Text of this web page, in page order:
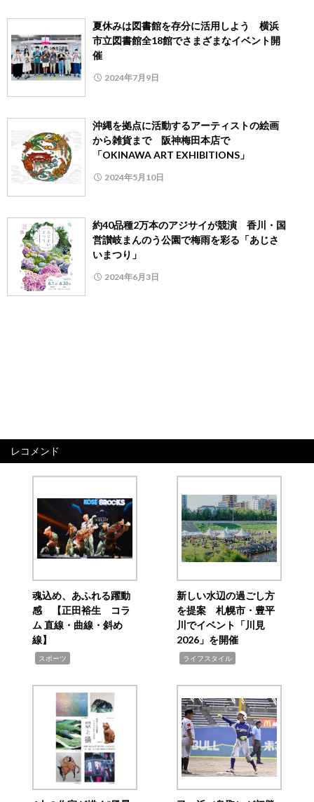
夏休みは図書館を存分に活用しよう 横浜
市立図書館全18館でさまざまなイベント開
催
2024年7月9日
沖縄を拠点に活動するアーティストの絵画
から雑貨まで 阪神梅田本店で
「OKINAWA ART EXHIBITIONS」
2024年5月10日
約40品種2万本のアジサイが競演 香川・国
営讃岐まんのう公園で梅雨を彩る「あじさ
いまつり」
2024年6月3日
レコメンド
魂込め、あふれる躍動
感 【正田裕生 コラ
ム 直線・曲線・斜め
線】
スポーツ
新しい水辺の過ごし方
を提案 札幌市・豊平
川でイベント「川見
2026」を開催
ライフスタイル